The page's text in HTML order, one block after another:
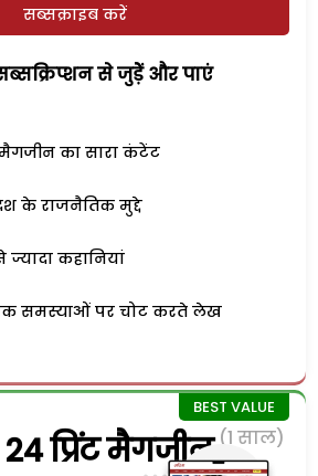
सब्सक्राइब करें
से जुड़ेें और पाएं
का सारा कंटेंट
के राजनैतिक मुद्दे
ज्यादा कहानियां
समस्याओं पर चोट करते लेख
प्रिंट मैगजीन (1 साल)